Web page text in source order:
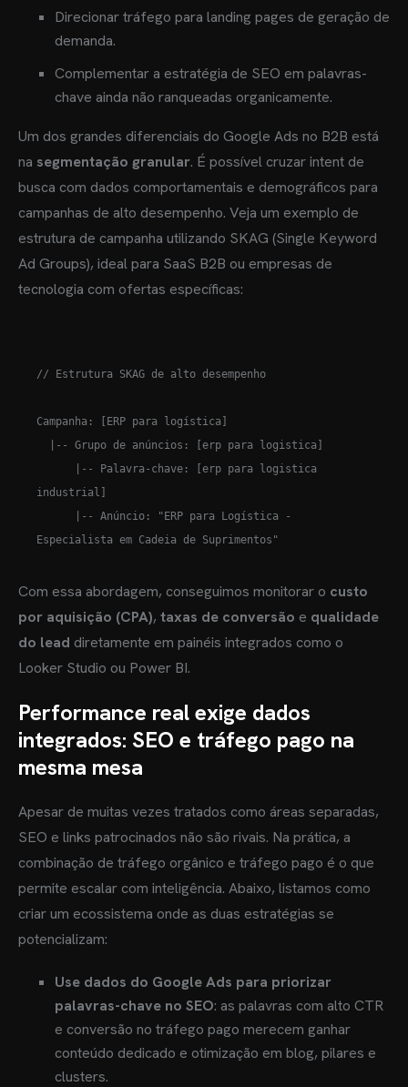
Direcionar tráfego para landing pages de geração de
demanda.
Complementar a estratégia de SEO em palavras-
chave ainda não ranqueadas organicamente.
Um dos grandes diferenciais do Google Ads no B2B está
na segmentação granular. É possível cruzar intent de
busca com dados comportamentais e demográficos para
campanhas de alto desempenho. Veja um exemplo de
estrutura de campanha utilizando SKAG (Single Keyword
Ad Groups), ideal para SaaS B2B ou empresas de
tecnologia com ofertas específicas:
// Estrutura SKAG de alto desempenho
Campanha: [ERP para logística]
industrial]
Com essa abordagem, conseguimos monitorar o custo
por aquisição (CPA), taxas de conversão e qualidade
do lead diretamente em painéis integrados como o
Looker Studio ou Power BI.
Performance real exige dados
integrados: SEO e tráfego pago na
mesma mesa
Apesar de muitas vezes tratados como áreas separadas,
SEO e links patrocinados não são rivais. Na prática, a
combinação de tráfego orgânico e tráfego pago é o que
permite escalar com inteligência. Abaixo, listamos como
criar um ecossistema onde as duas estratégias se
potencializam:
Use dados do Google Ads para priorizar
palavras-chave no SEO: as palavras com alto CTR
e conversão no tráfego pago merecem ganhar
conteúdo dedicado e otimização em blog, pilares e
clusters.